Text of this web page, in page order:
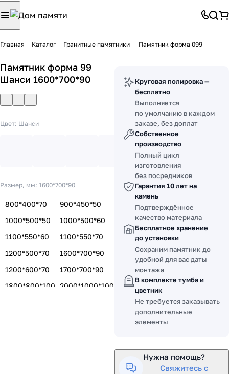
Главная Каталог Гранитные памятники Памятник форма 099
Памятник форма 99
Шанси 1600*700*90
Цвет: Шанси
Размер, мм: 1600*700*90
800*400*70
900*450*50
1000*500*50
1000*500*60
1100*550*60
1100*550*70
1200*500*70
1600*700*90
1200*600*70
1700*700*90
1800*800*100 2000*1000*100
Круговая полировка —
бесплатно
Выполняется
по умолчанию в каждом
заказе, без доплат
Собственное
производство
Полный цикл
изготовления
без посредников
Гарантия 10 лет на
камень
Подтверждённое
качество материала
Бесплатное хранение
до установки
Сохраним памятник до
удобной для вас даты
монтажа
В комплекте тумба и
цветник
Не требуется заказывать
дополнительные
элементы
Нужна помощь?
Свяжитесь с